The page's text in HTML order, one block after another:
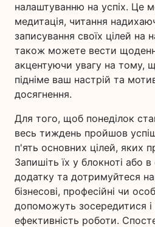
налаштуванню на успіх. Це
медитація, читання
записування своїх цілей на
також можете вести
акцентуючи увагу на тому,
підніме ваш настрій та
досягнення.
Для того, щоб понеділок
весь тиждень пройшов
п'ять основних цілей, яких
Запишіть їх у блокноті або
додатку та дотримуйтеся
бізнесові, професійні чи
допоможуть зосередитися і
ефективність роботи.